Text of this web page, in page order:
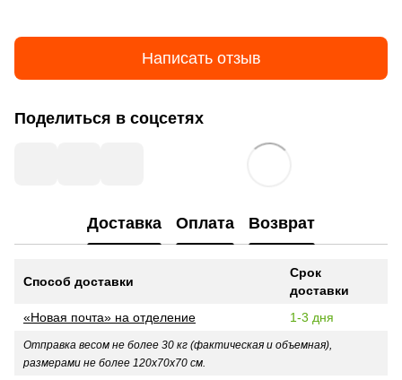
Написать отзыв
Поделиться в соцсетях
Доставка Оплата Возврат
Способ доставки
Срок
доставки
«Новая почта» на отделение
1-3 дня
Отправка весом не более 30 кг (фактическая и объемная),
размерами не более 120х70х70 см.